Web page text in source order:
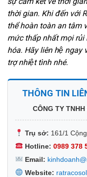
thời gian. Khi đến với
thể hoàn toàn an tâm
mức thấp nhất mọi rủi
hóa. Hãy liên hệ ngay
trợ nhiệt tình nhé.
THÔNG TIN
CÔNG TY
Trụ sở: 161/1
Hotline: 0989 378
Email:
Website: